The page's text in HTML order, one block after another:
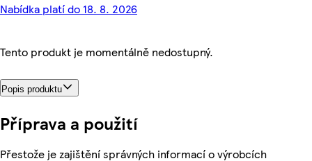
Nabídka platí do 18. 8. 2026
Tento produkt je momentálně nedostupný.
Popis produktu
Příprava a použití
Přestože je zajištění správných informací o výrobcích